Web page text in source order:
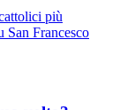
più
San Francesco